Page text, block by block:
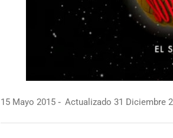
15 Mayo 2015 Actualizado 31 Diciembre